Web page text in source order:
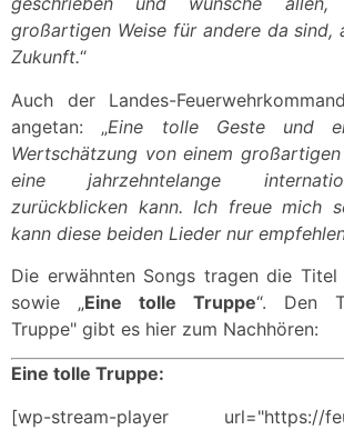
großartigen Weise für andere da sind,
Zukunft.“
Auch der Landes-
angetan: „Eine tolle Geste und
Wertschätzung von einem
eine jahrzehntelange
zurückblicken kann. Ich freue mich
kann diese beiden Lieder nur
Die erwähnten Songs tragen die Titel
sowie „Eine tolle Truppe“. Den
Truppe" gibt es hier zum Nachhören:
Eine tolle Truppe:
[wp-stream-player url="https://